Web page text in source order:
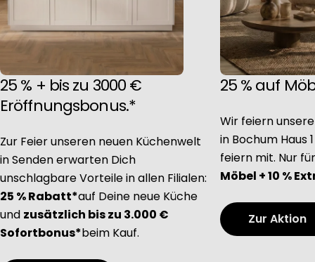
25 % + bis zu 3000 €
Eröffnungsbonus.*
Zur Feier unseren neuen Küchenwelt
in Senden erwarten Dich
unschlagbare Vorteile in allen Filialen:
25 % Rabatt*auf Deine neue Küche
und zusätzlich bis zu 3.000 €
Sofortbonus*beim Kauf.
25 % auf
Wir feiern
in Bochum Haus
feiern mit. Nur
Möbel + 10 %
Zur Aktion